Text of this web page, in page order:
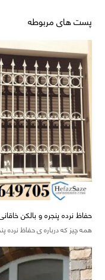
پست های مربوطه
حفاظ نرده پنجره و بالکن
همه چیز که درباره ی حفاظ نرده